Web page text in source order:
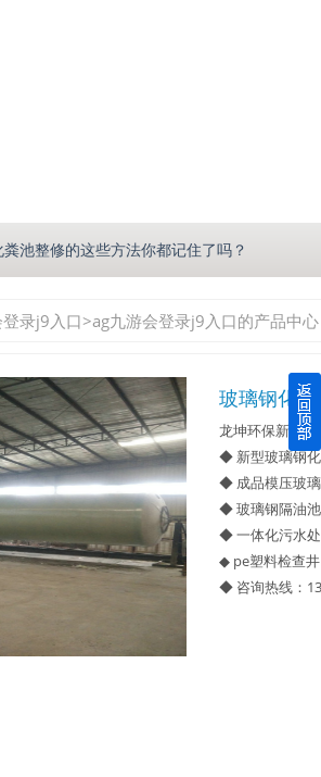
池整修的这些方法你都记住了吗？
池逐渐取代传统玻璃钢化粪池的这几点原因
化粪池的这些基础知识你都记住了吗？
池选购时应该如何进行挑选？
钢化粪池时可能遇到这些难题
钢化粪池的七大好处你都记住了吗？
录j9入口>ag九游会登录j9入口的产品中心
玻璃钢化
龙坤环保新型
◆ 新型玻璃钢
◆ 成品模压玻
◆ 玻璃钢隔油池
◆ 一体化污水
◆ pe塑料检查井
◆ 咨询热线：